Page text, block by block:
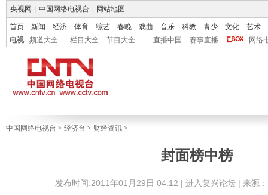
央视网 中国网络电视台 网站地图
首页 新闻 经济 体育 综艺 春晚 戏曲 音乐 科教 青少 文化
艺术
电视
频道大全 栏目大全 节目大全 直播中国 赛事直播 网络
中国网络电视台 > 经济台 > 财经资讯 >
封面榜中榜
发布时间:2011年01月29日 04:12 | 进入复兴论坛 | 来源